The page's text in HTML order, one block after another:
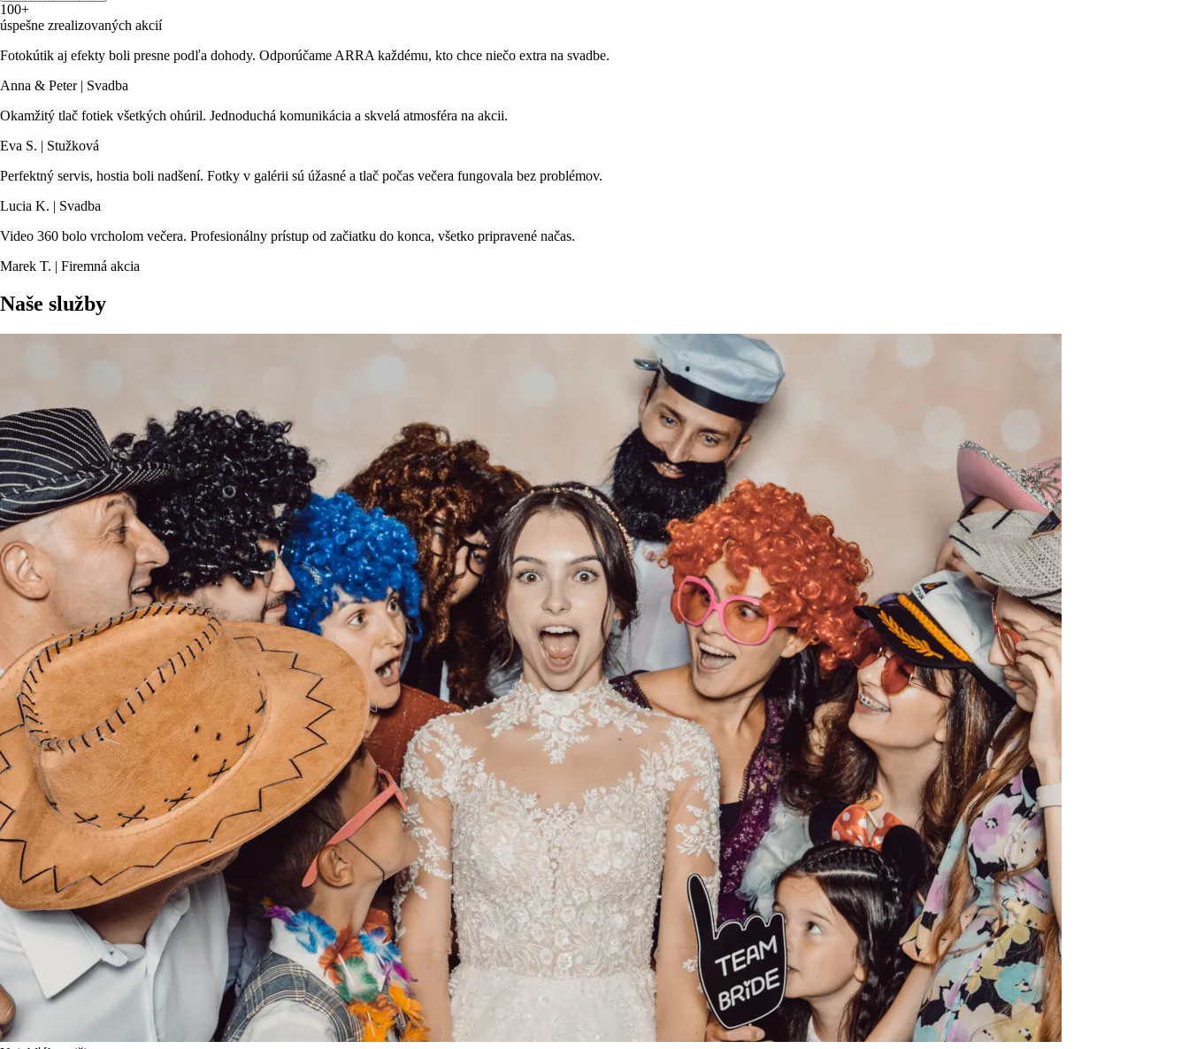
100+
úspešne zrealizovaných akcií
Fotokútik aj efekty boli presne podľa dohody. Odporúčame ARRA každému, kto chce niečo extra na svadbe.
Anna & Peter | Svadba
Okamžitý tlač fotiek všetkých ohúril. Jednoduchá komunikácia a skvelá atmosféra na akcii.
Eva S. | Stužková
Perfektný servis, hostia boli nadšení. Fotky v galérii sú úžasné a tlač počas večera fungovala bez problémov.
Lucia K. | Svadba
Video 360 bolo vrcholom večera. Profesionálny prístup od začiatku do konca, všetko pripravené načas.
Marek T. | Firemná akcia
Naše služby